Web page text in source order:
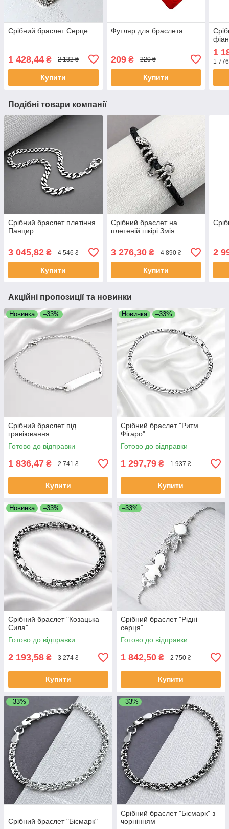
Срібний браслет Серце
1 428,44 ₴ 2 132 ₴
Купити
Футляр для браслета
209₴ 220 ₴
Купити
1
1
Подібні товари компанії
Срібний браслет плетіння
Панцир
3 045,82 ₴ 4 546 ₴
Купити
Срібний браслет на
плетеній шкірі Змія
3 276,30₴ 4 890 ₴
Купити
2
Акційні пропозиції та новинки
Новинка –33%
Срібний браслет під
гравіювання
Готово до відправки
1 836,47 ₴ 2 741 ₴
Купити
Новинка –33%
Срібний браслет "Ритм
Фігаро"
Готово до відправки
1 297,79 ₴ 1 937 ₴
Купити
Новинка –33%
Срібний браслет "Козацька
Сила"
Готово до відправки
2 193,58 ₴ 3 274 ₴
Купити
–33%
Срібний браслет "Рідні
серця"
Готово до відправки
1 842,50 ₴ 2 750 ₴
Купити
–33%
Срібний браслет "Бісмарк"
–33%
Срібний браслет "Бісмарк" з
чорнінням